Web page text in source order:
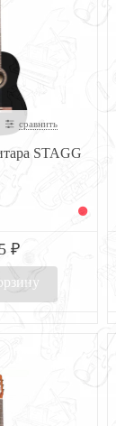
сравнить
STAGG
₽